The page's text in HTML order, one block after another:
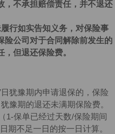
，不承担赔偿责任，并不退还
行如实告知义务，对保险事
险公司对于合同解除前发生的
但退还保险费。
犹豫期内申请退保的，保险
豫期的退还未满期保险费。
1-保单已经过天数/保险期间
期不足一日的按一日计算。